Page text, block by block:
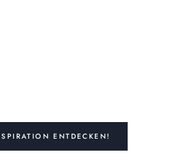
ENTDECKEN!